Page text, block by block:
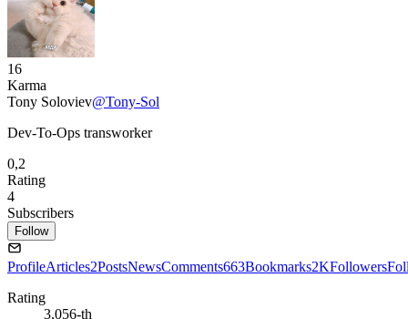
16
Karma
Tony Soloviev@Tony-Sol
Dev-To-Ops transworker
0,2
Rating
4
Subscribers
Follow
ProfileArticles2PostsNewsComments663Bookmarks2KFollowers
Rating
3,056-th